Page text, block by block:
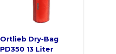
Ortlieb Dry-Bag
PD350 13 Liter